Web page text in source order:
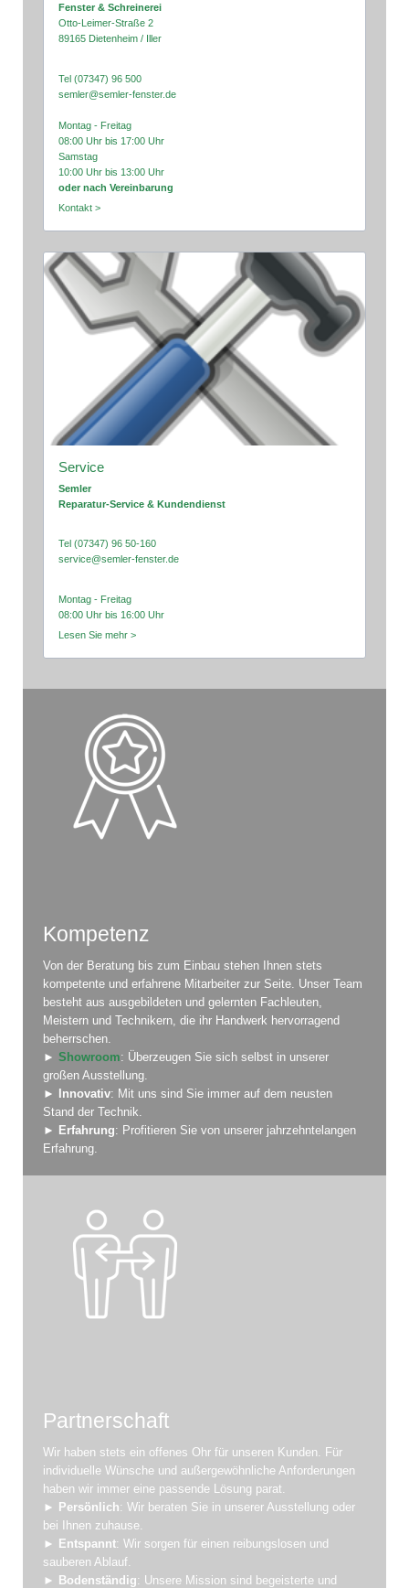
Fenster & Schreinerei
Otto-Leimer-Straße 2
89165 Dietenheim / Iller
Tel (07347) 96 500
semler@semler-fenster.de
Montag - Freitag
08:00 Uhr bis 17:00 Uhr
Samstag
10:00 Uhr bis 13:00 Uhr
oder nach Vereinbarung
Kontakt >
Service
Semler
Reparatur-Service & Kundendienst
Tel (07347) 96 50-160
service@semler-fenster.de
Montag - Freitag
08:00 Uhr bis 16:00 Uhr
Lesen Sie mehr >
Kompetenz
Von der Beratung bis zum Einbau stehen Ihnen stets
kompetente und erfahrene Mitarbeiter zur Seite. Unser Team
besteht aus ausgebildeten und gelernten Fachleuten,
Meistern und Technikern, die ihr Handwerk hervorragend
beherrschen.
► Showroom: Überzeugen Sie sich selbst in unserer
großen Ausstellung.
► Innovativ: Mit uns sind Sie immer auf dem neusten
Stand der Technik.
► Erfahrung: Profitieren Sie von unserer jahrzehntelangen
Erfahrung.
Partnerschaft
Wir haben stets ein offenes Ohr für unseren Kunden. Für
individuelle Wünsche und außergewöhnliche Anforderungen
haben wir immer eine passende Lösung parat.
►
Persönlich: Wir beraten Sie in unserer Ausstellung oder
bei Ihnen zuhause.
►
Entspannt: Wir sorgen für einen reibungslosen und
sauberen Ablauf.
►
Bodenständig: Unsere Mission sind begeisterte und